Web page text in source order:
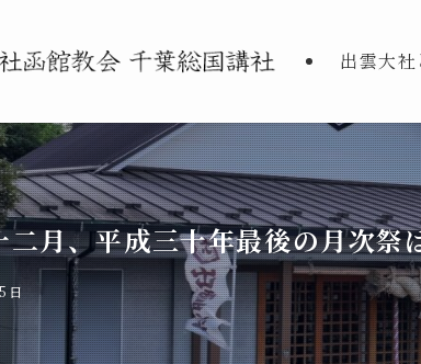
出雲大
二月、平成三十年最後の月次祭
日